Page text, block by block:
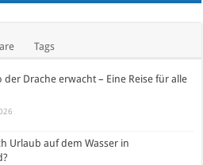
Tags
der Drache erwacht – Eine Reise für alle
Urlaub auf dem Wasser in